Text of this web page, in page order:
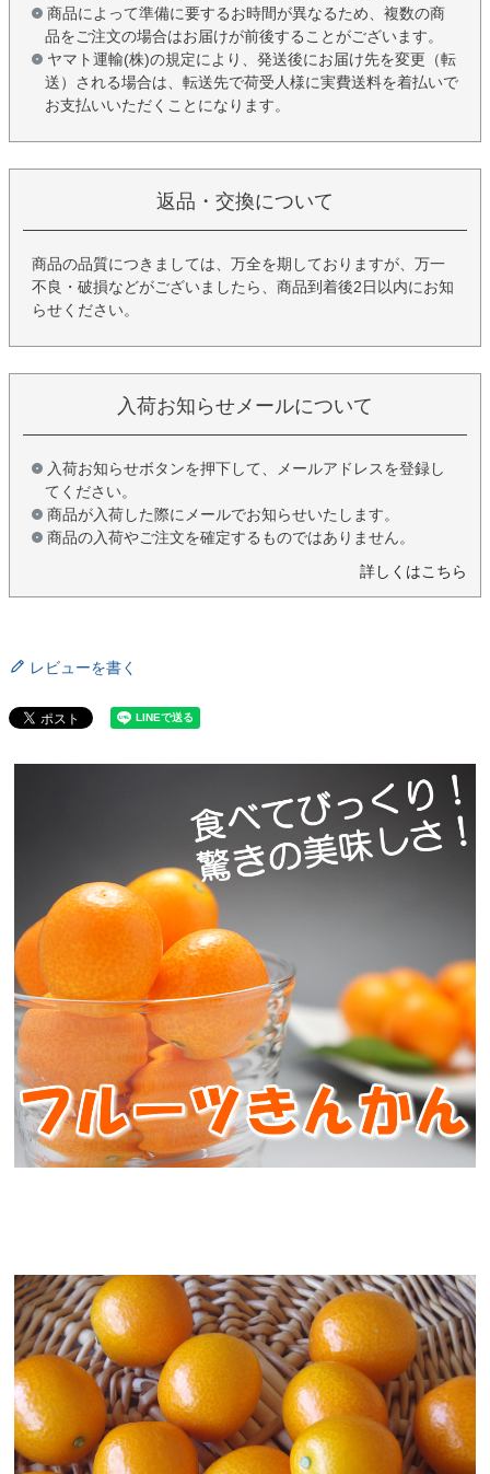
商品によって準備に要するお時間が異なるため、複数の商
品をご注文の場合はお届けが前後することがございます。
ヤマト運輸(株)の規定により、発送後にお届け先を変更（転
送）される場合は、転送先で荷受人様に実費送料を着払いで
お支払いいただくことになります。
返品・交換について
商品の品質につきましては、万全を期しておりますが、万一
不良・破損などがございましたら、商品到着後2日以内にお知
らせください。
入荷お知らせメールについて
入荷お知らせボタンを押下して、メールアドレスを登録し
てください。
商品が入荷した際にメールでお知らせいたします。
商品の入荷やご注文を確定するものではありません。
詳しくはこちら
レビューを書く